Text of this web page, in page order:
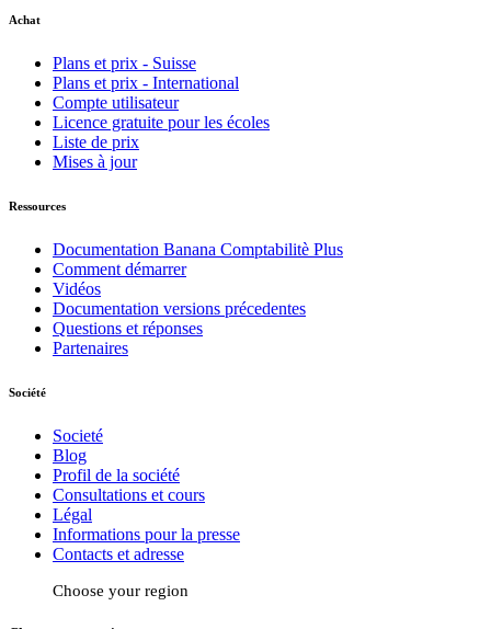
Achat
Plans et prix - Suisse
Plans et prix - International
Compte utilisateur
Licence gratuite pour les écoles
Liste de prix
Mises à jour
Ressources
Documentation Banana Comptabilitè Plus
Comment démarrer
Vidéos
Documentation versions précedentes
Questions et réponses
Partenaires
Société
Societé
Blog
Profil de la société
Consultations et cours
Légal
Informations pour la presse
Contacts et adresse
Choose your region